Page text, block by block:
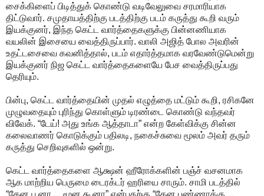
சைக்கிளைப் பிடித்துக் கொண்டு வடிவேலுவை சரமாரியாக
திட்டுவார். சமுதாயத்திற்கு படத்திற்கு படம் கருத்து கூறி வரும்
இயக்குனர், இந்த கெட்ட வார்த்தைகளுக்கு பின்னணியாக
வயலின் இசையை வைத்திருப்பார். வாலி அஜித் போல அவரின்
உதட்டசைவை கவனித்தால், படம் எதார்த்தமாக வரவேண்டுமென்று
இயக்குனர் நிஜ கெட்ட வார்த்தைகளையே பேச வைத்திருப்பது
தெரியும்.
பின்பு, கெட்ட வார்த்தையின் முதல் எழுத்தை மட்டும் கூறி, ரசிகனே
முழுவதையும் புரிந்து கொள்ளும் டிரண்டை கொண்டு வந்தவர்
விவேக். “டேய்! அது உங்க ஆத்தாடா” என்ற கேள்விக்கு சின்ன
கலைவாணர் கொடுக்கும் பதிலடி, நகைச்சுவை மூலம் அவர் தரும்
கருத்து செறிவுகளில் ஒன்று.
கெட்ட வார்த்தைகளை ஆக்ஷன் ஹீரோக்களின் பஞ்ச் வசனமாக
ஆக மாற்றிய பெருமை டைரக்டர் ஹரியை சாரும். சாமி படத்தில்
“கேன பூனா… மூன கூனா” என்பதற்கு “கேன புண்ணாக்கு…